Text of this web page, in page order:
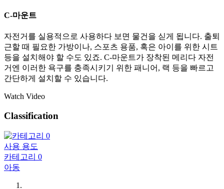
C-마운트
자전거를 실용적으로 사용하다 보면 물건을 싣게 됩니다. 출퇴
근할 때 필요한 가방이나, 스포츠 용품, 혹은 아이를 위한 시트
등을 설치해야 할 수도 있죠. C-마운트가 장착된 메리다 자전
거엔 이러한 욕구를 충족시키기 위한 패니어, 랙 등을 빠르고
간단하게 설치할 수 있습니다.
Watch Video
Classification
사용 용도
카테고리 0
아동